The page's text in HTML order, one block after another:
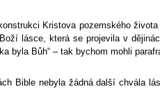
Kristova pozemského
lásce, která se projevila v
Bůh“ – tak bychom mohli
Bible nebyla žádná další